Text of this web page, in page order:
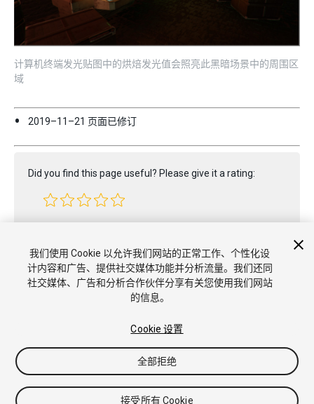
计算机终端发光贴图中的烘焙发光值会照亮此黑暗场景中的周围区
域
2019–11–21 页面已修订
Did you find this page useful? Please give it a rating:
版权所有 © 2021 Unity Technologies. Publication 2020.3
律条款
Cookie 不要出售或分享我的个人信息
我们使用 Cookie 以允许我们网站的正常工作、个性化设
计内容和广告、提供社交媒体功能并分析流量。我们还同
社交媒体、广告和分析合作伙伴分享有关您使用我们网站
的信息。
Cookie 设置
全部拒绝
接受所有 Cookie